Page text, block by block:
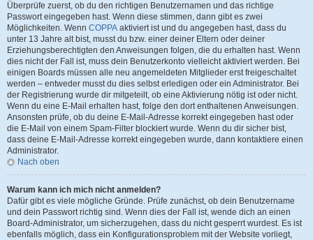
Überprüfe zuerst, ob du den richtigen Benutzernamen und das richtige
Passwort eingegeben hast. Wenn diese stimmen, dann gibt es zwei
Möglichkeiten. Wenn COPPA aktiviert ist und du angegeben hast, dass du
unter 13 Jahre alt bist, musst du bzw. einer deiner Eltern oder deiner
Erziehungsberechtigten den Anweisungen folgen, die du erhalten hast. Wenn
dies nicht der Fall ist, muss dein Benutzerkonto vielleicht aktiviert werden. Bei
einigen Boards müssen alle neu angemeldeten Mitglieder erst freigeschaltet
werden – entweder musst du dies selbst erledigen oder ein Administrator. Bei
der Registrierung wurde dir mitgeteilt, ob eine Aktivierung nötig ist oder nicht.
Wenn du eine E-Mail erhalten hast, folge den dort enthaltenen Anweisungen.
Ansonsten prüfe, ob du deine E-Mail-Adresse korrekt eingegeben hast oder
die E-Mail von einem Spam-Filter blockiert wurde. Wenn du dir sicher bist,
dass deine E-Mail-Adresse korrekt eingegeben wurde, dann kontaktiere einen
Administrator.
Nach oben
Warum kann ich mich nicht anmelden?
Dafür gibt es viele mögliche Gründe. Prüfe zunächst, ob dein Benutzername
und dein Passwort richtig sind. Wenn dies der Fall ist, wende dich an einen
Board-Administrator, um sicherzugehen, dass du nicht gesperrt wurdest. Es ist
ebenfalls möglich, dass ein Konfigurationsproblem mit der Website vorliegt,